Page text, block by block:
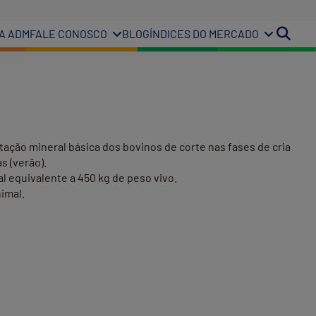
ADMFALE CONOSCO BLOGÍNDICES DO MERCADO
mineral básica dos bovinos de corte nas fases de cria
(verão).
equivalente a 450 kg de peso vivo.